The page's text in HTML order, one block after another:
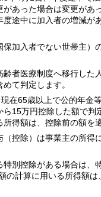
があった場合は変更があ
度途中に加入者の増減が
保加入者でない世帯主）
齢者医療制度へ移行した
て判定します。
在65歳以上で公的年金
ら15万円控除した額で判
得額は、控除前の額を適
（控除）は事業主の所得
特別控除がある場合は、
の計算に用いる所得額